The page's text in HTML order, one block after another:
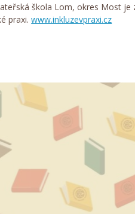
škola Lom, okres Most
praxi.www.inkluzevpraxi.cz